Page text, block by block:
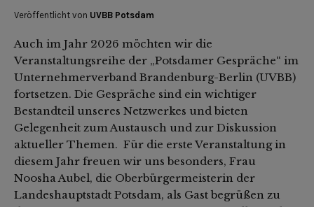
Veröffentlicht von UVBB Potsdam
Auch im Jahr 2026 möchten wir die
Veranstaltungsreihe der „Potsdamer Gespräche“ im
Unternehmerverband Brandenburg-Berlin (UVBB)
fortsetzen. Die Gespräche sind ein wichtiger
Bestandteil unseres Netzwerkes und bieten
Gelegenheit zum Austausch und zur Diskussion
aktueller Themen. Für die erste Veranstaltung in
diesem Jahr freuen wir uns besonders, Frau
Noosha Aubel, die Oberbürgermeisterin der
Landeshauptstadt Potsdam, als Gast begrüßen zu